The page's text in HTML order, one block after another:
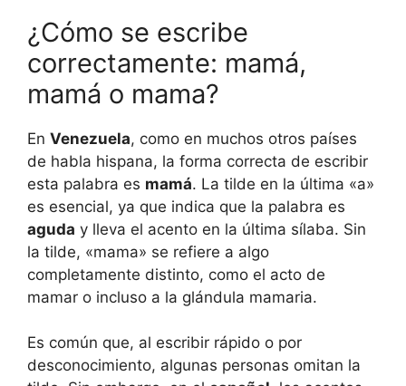
¿Cómo se escribe
correctamente: mamá,
mamá o mama?
En Venezuela, como en muchos otros países
de habla hispana, la forma correcta de escribir
esta palabra es mamá. La tilde en la última «a»
es esencial, ya que indica que la palabra es
aguda y lleva el acento en la última sílaba. Sin
la tilde, «mama» se refiere a algo
completamente distinto, como el acto de
mamar o incluso a la glándula mamaria.
Es común que, al escribir rápido o por
desconocimiento, algunas personas omitan la